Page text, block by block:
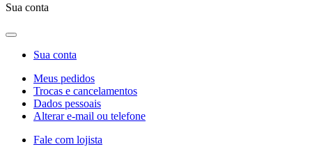
Sua conta
Sua conta
Meus pedidos
Trocas e cancelamentos
Dados pessoais
Alterar e-mail ou telefone
Fale com lojista